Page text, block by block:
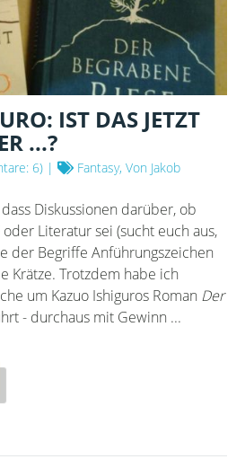
IST DAS JETZT
...?
6) | Fantasy, Von Jakob
Diskussionen darüber, ob
oder Literatur sei (sucht euch aus,
der Begriffe Anführungszeichen
Krätze. Trotzdem habe ich
um Kazuo Ishiguros Roman Der
- durchaus mit Gewinn ...